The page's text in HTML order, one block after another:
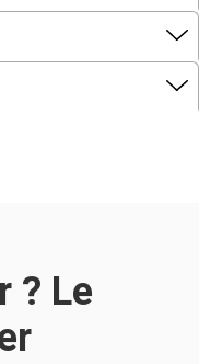
? Le